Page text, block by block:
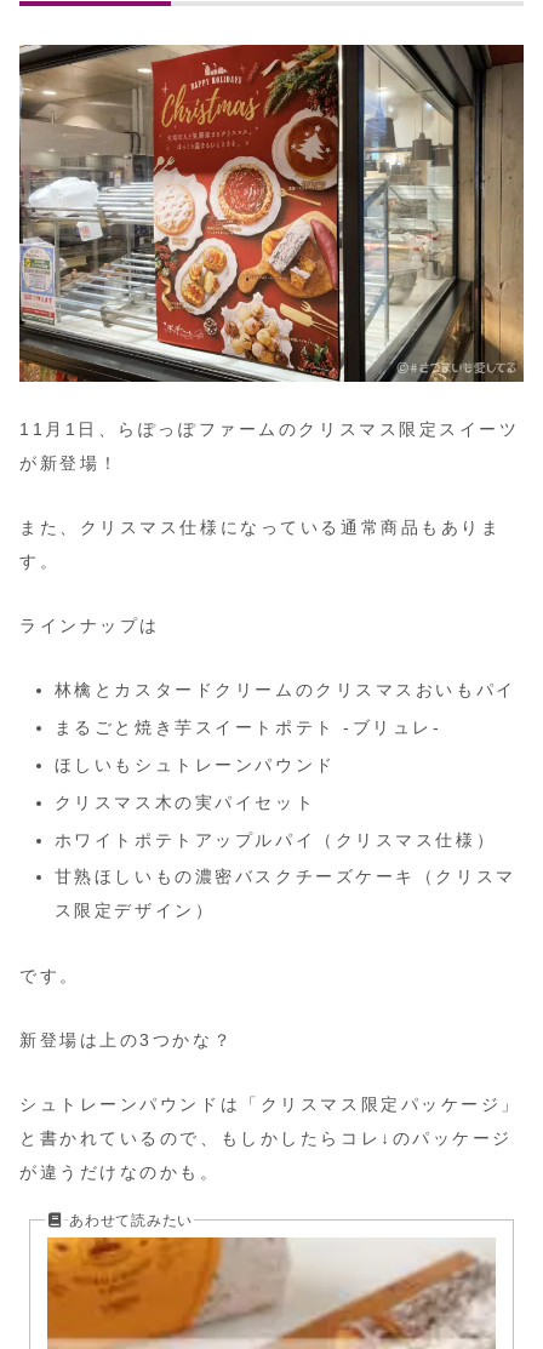
11月1日、らぽっぽファームのクリスマス限定スイーツ
が新登場！
また、クリスマス仕様になっている通常商品もありま
す。
ラインナップは
林檎とカスタードクリームのクリスマスおいもパイ
まるごと焼き芋スイートポテト -ブリュレ-
ほしいもシュトレーンパウンド
クリスマス木の実パイセット
ホワイトポテトアップルパイ（クリスマス仕様）
甘熟ほしいもの濃密バスクチーズケーキ（クリスマ
ス限定デザイン）
です。
新登場は上の3つかな？
シュトレーンパウンドは「クリスマス限定パッケージ」
と書かれているので、もしかしたらコレ↓のパッケージ
が違うだけなのかも。